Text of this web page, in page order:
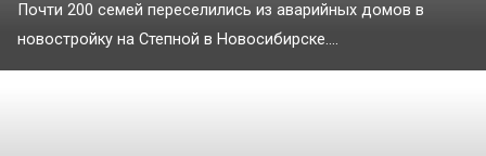
Почти 200 семей переселились из аварийных домов в
новостройку на Степной в Новосибирске....